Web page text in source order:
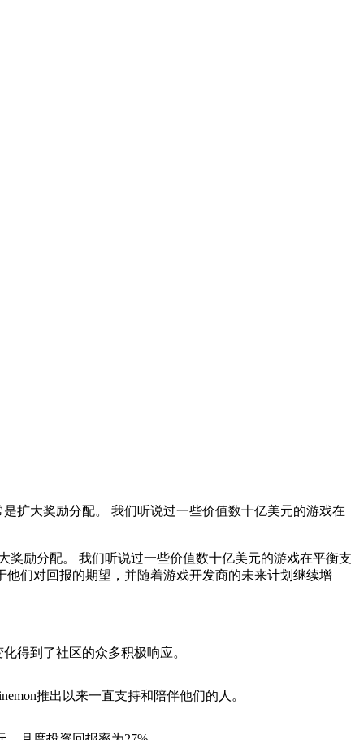
扩大奖励分配。 我们听说过一些价值数十亿美元的游戏在
励分配。 我们听说过一些价值数十亿美元的游戏在平衡支
他们对回报的期望，并随着游戏开发商的未来计划继续增
得到了社区的众多积极响应。
推出以来一直支持和陪伴他们的人。